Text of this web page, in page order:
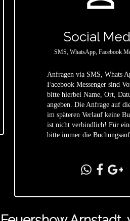
Social
SMS, WhatsApp, Facebook
Anfragen via SMS, Whats
Facebook Messenger sind
bitte hierbei Name, Ort,
angeben. Die Anfrage auf
im späteren Verlauf keine
ist nicht verbindlich! Für
bitte immer die